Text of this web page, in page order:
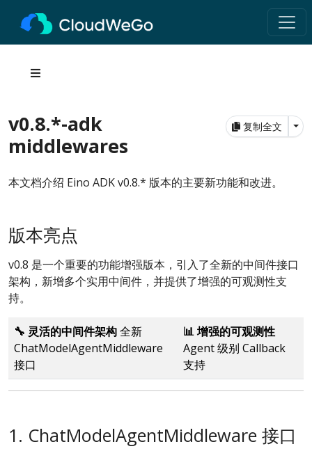
复制全文
v0.8.*-adk
middlewares
本文档介绍 Eino ADK v0.8.* 版本的主要新功能和改进。
版本亮点
v0.8 是一个重要的功能增强版本，引入了全新的中间件接口
架构，新增多个实用中间件，并提供了增强的可观测性支
持。
🔧 灵活的中间件架构全新
ChatModelAgentMiddleware
接口
📊 增强的可观测性
Agent 级别 Callback
支持
1. ChatModelAgentMiddleware 接口